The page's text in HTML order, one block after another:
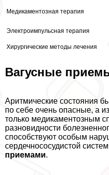
Медикаментозная терапия
Электроимпульсная терапия
Хирургические методы лечения
Вагусные
Аритмические состояния
по себе очень опасные, а
только медикаментозным
разновидности
способствуют особым
сердечнососудистой
приемами.